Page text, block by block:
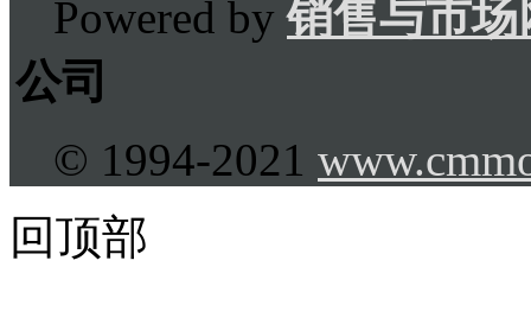
Powered by销售与市场
公司
© 1994-2021
回顶部